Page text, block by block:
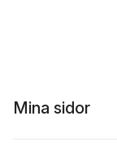
Mina sidor